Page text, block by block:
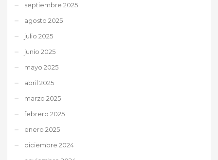
septiembre 2025
agosto 2025
julio 2025
junio 2025
mayo 2025
abril 2025
marzo 2025
febrero 2025
enero 2025
diciembre 2024